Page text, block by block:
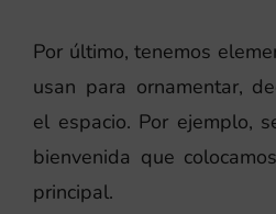
Por último, tenemos
usan para ornamentar,
el espacio. Por ejemplo,
bienvenida que
principal.